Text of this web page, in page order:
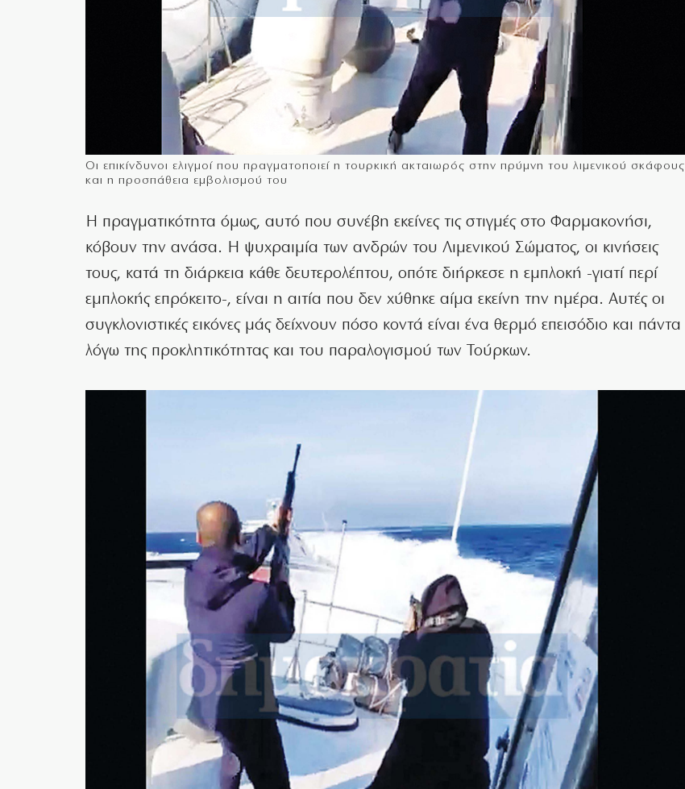
Οι επικίνδυνοι ελιγμοί που πραγματοποιεί η τουρκική ακταιωρός στην πρύμνη του λιμενικού σκάφους
και η προσπάθεια εμβολισμού του
Η πραγματικότητα όμως, αυτό που συνέβη εκείνες τις στιγμές στο Φαρμακονήσι,
κόβουν την ανάσα. Η ψυχραιμία των ανδρών του Λιμενικού Σώματος, οι κινήσεις
τους, κατά τη διάρκεια κάθε δευτερολέπτου, οπότε διήρκεσε η εμπλοκή -γιατί περί
εμπλοκής επρόκειτο-, είναι η αιτία που δεν χύθηκε αίμα εκείνη την ημέρα. Αυτές οι
συγκλονιστικές εικόνες μάς δείχνουν πόσο κοντά είναι ένα θερμό επεισόδιο και πάντα
λόγω της προκλητικότητας και του παραλογισμού των Τούρκων.